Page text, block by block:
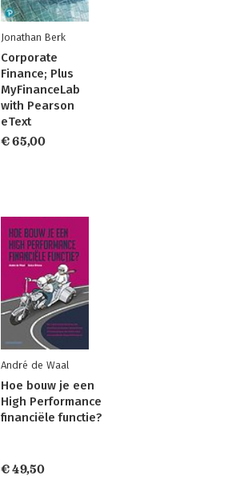
Jonathan Berk
Corporate
Finance; Plus
MyFinanceLab
with Pearson
eText
€ 65,00
André de Waal
Hoe bouw je een
High Performance
financiële functie?
€ 49,50